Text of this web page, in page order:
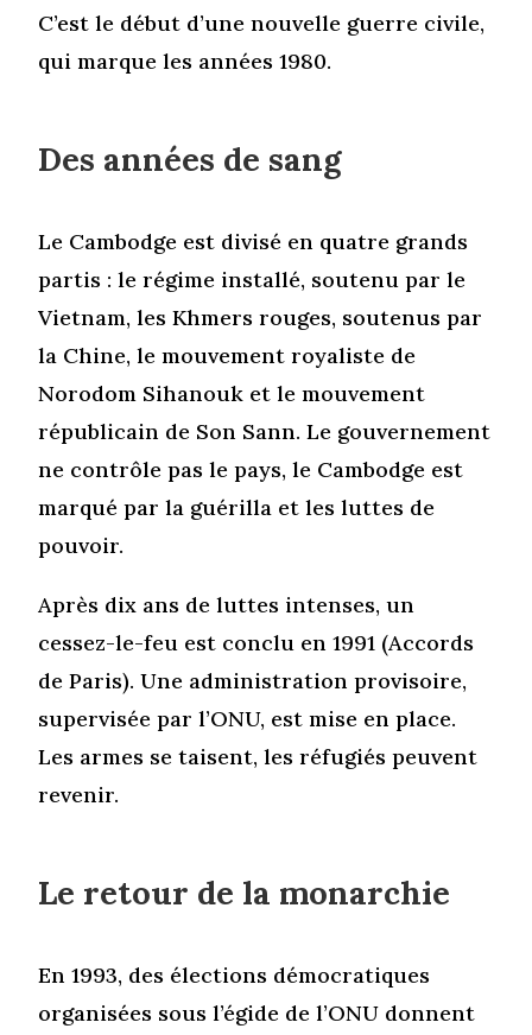
C’est le début d’une nouvelle guerre civile,
qui marque les années 1980.
Des années de sang
Le Cambodge est divisé en quatre grands
partis : le régime installé, soutenu par le
Vietnam, les Khmers rouges, soutenus par
la Chine, le mouvement royaliste de
Norodom Sihanouk et le mouvement
républicain de Son Sann. Le gouvernement
ne contrôle pas le pays, le Cambodge est
marqué par la guérilla et les luttes de
pouvoir.
Après dix ans de luttes intenses, un
cessez-le-feu est conclu en 1991 (Accords
de Paris). Une administration provisoire,
supervisée par l’ONU, est mise en place.
Les armes se taisent, les réfugiés peuvent
revenir.
Le retour de la monarchie
En 1993, des élections démocratiques
organisées sous l’égide de l’ONU donnent